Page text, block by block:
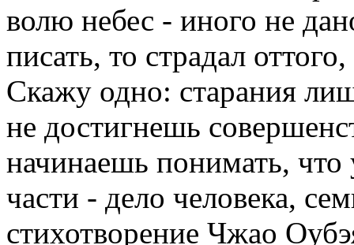
волю небес - иного не
писать, то страдал
Скажу одно: старания
не достигнешь
начинаешь понимать,
части - дело человека,
стихотворение Чжао